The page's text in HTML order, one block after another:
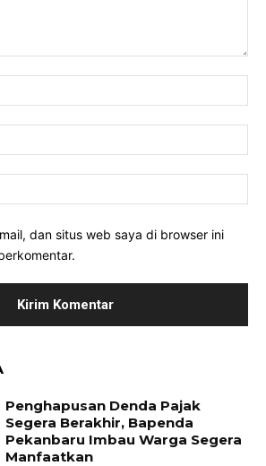
dan situs web saya di browser ini
Penghapusan Denda Pajak
Segera Berakhir, Bapenda
Pekanbaru Imbau Warga Segera
Manfaatkan